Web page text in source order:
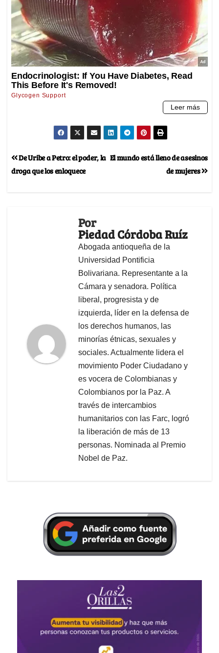
El mundo está lleno de asesinos
de mujeres
De Uribe a Petro: el poder, la
droga que los enloquece
Por
Piedad Córdoba Ruíz
Abogada antioqueña de la
Universidad Pontificia
Bolivariana. Representante a la
Cámara y senadora. Política
liberal, progresista y de
izquierda, líder en la defensa de
los derechos humanos, las
minorías étnicas, sexuales y
sociales. Actualmente lidera el
movimiento Poder Ciudadano y
es vocera de Colombianas y
Colombianos por la Paz. A
través de intercambios
humanitarios con las Farc, logró
la liberación de más de 13
personas. Nominada al Premio
Nobel de Paz.